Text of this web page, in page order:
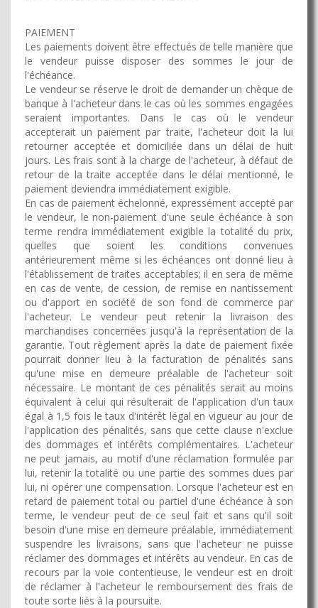
PAIEMENT
Les paiements doivent être effectués de telle manière que
le vendeur puisse disposer des sommes le jour de
l'échéance.
Le vendeur se réserve le droit de demander un chèque de
banque à l'acheteur dans le cas où les sommes engagées
seraient importantes. Dans le cas où le vendeur
accepterait un paiement par traite, l'acheteur doit la lui
retourner acceptée et domiciliée dans un délai de huit
jours. Les frais sont à la charge de l'acheteur, à défaut de
retour de la traite acceptée dans le délai mentionné, le
paiement deviendra immédiatement exigible.
En cas de paiement échelonné, expressément accepté par
le vendeur, le non-paiement d'une seule échéance à son
terme rendra immédiatement exigible la totalité du prix,
quelles que soient les conditions convenues
antérieurement même si les échéances ont donné lieu à
l'établissement de traites acceptables; il en sera de même
en cas de vente, de cession, de remise en nantissement
ou d'apport en société de son fond de commerce par
l'acheteur. Le vendeur peut retenir la livraison des
marchandises concernées jusqu'à la représentation de la
garantie. Tout règlement après la date de paiement fixée
pourrait donner lieu à la facturation de pénalités sans
qu'une mise en demeure préalable de l'acheteur soit
nécessaire. Le montant de ces pénalités serait au moins
équivalent à celui qui résulterait de l'application d'un taux
égal à 1,5 fois le taux d'intérêt légal en vigueur au jour de
l'application des pénalités, sans que cette clause n'exclue
des dommages et intérêts complémentaires. L'acheteur
ne peut jamais, au motif d'une réclamation formulée par
lui, retenir la totalité ou une partie des sommes dues par
lui, ni opérer une compensation. Lorsque l'acheteur est en
retard de paiement total ou partiel d'une échéance à son
terme, le vendeur peut de ce seul fait et sans qu'il soit
besoin d'une mise en demeure préalable, immédiatement
suspendre les livraisons, sans que l'acheteur ne puisse
réclamer des dommages et intérêts au vendeur. En cas de
recours par la voie contentieuse, le vendeur est en droit
de réclamer à l'acheteur le remboursement des frais de
toute sorte liés à la poursuite.